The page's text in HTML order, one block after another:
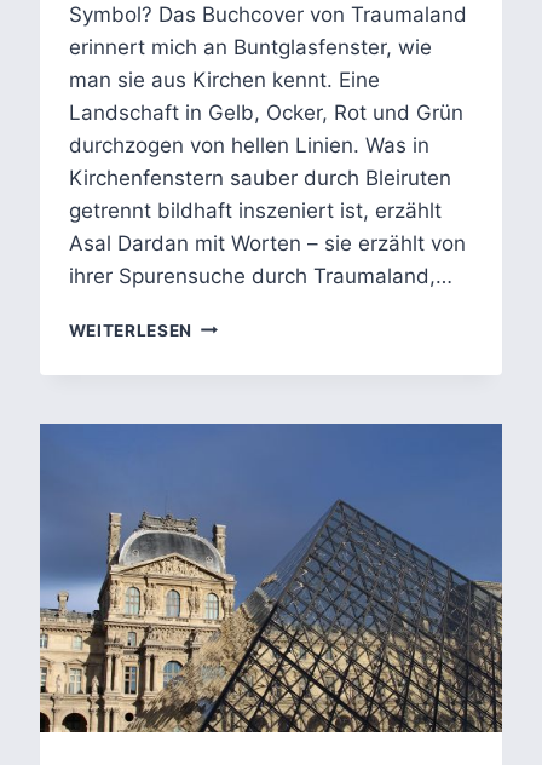
Symbol? Das Buchcover von Traumaland
erinnert mich an Buntglasfenster, wie
man sie aus Kirchen kennt. Eine
Landschaft in Gelb, Ocker, Rot und Grün
durchzogen von hellen Linien. Was in
Kirchenfenstern sauber durch Bleiruten
getrennt bildhaft inszeniert ist, erzählt
Asal Dardan mit Worten – sie erzählt von
ihrer Spurensuche durch Traumaland,…
WEITERLESEN TRAUMALAND
ASAL
VERORTETES